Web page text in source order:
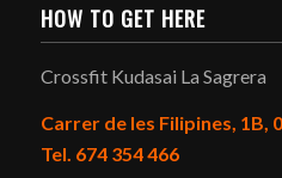
HOW TO GET HERE
Crossfit Kudasai La Sagrera
Carrer de les Filipines, 1B,
Tel. 674 354 466